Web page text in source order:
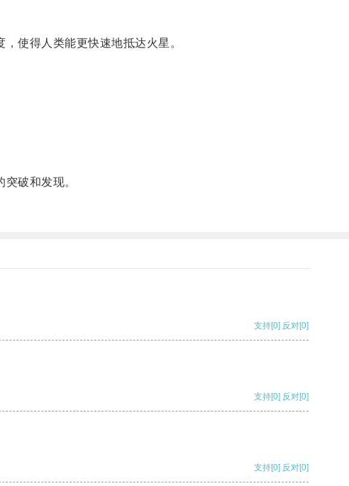
使得人类能更快速地抵达火星。
破和发现。
支持[0] 反对[0]
支持[0] 反对[0]
支持[0] 反对[0]